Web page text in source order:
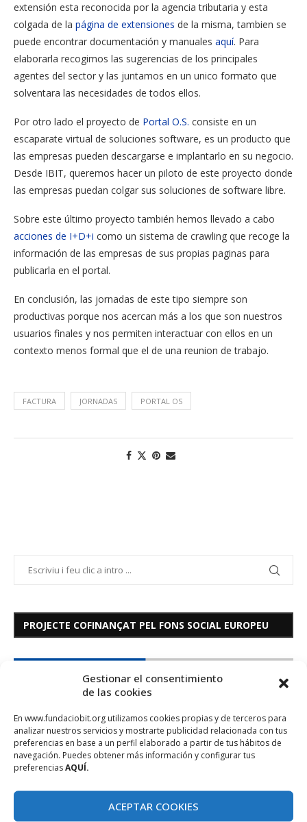
Gestionar el consentimiento
de las cookies
En www.fundaciobit.org utilizamos cookies propias y de terceros para
analizar nuestros servicios y mostrarte publicidad relacionada con tus
preferencias en base a un perfil elaborado a partir de tus hábitos de
navegación. Puedes obtener más información y configurar tus
preferenciasAQUÍ.
ACEPTAR COOKIES
extensión esta reconocida por la agencia tributaria y esta
colgada de la página de extensiones de la misma, tambien se
puede encontrar documentación y manuales aquí. Para
elaborarla recogimos las sugerencias de los principales
agentes del sector y las juntamos en un unico formato que
solventara las necesidades de todos ellos.
Por otro lado el proyecto de Portal O.S. consiste en un
escaparate virtual de soluciones software, es un producto que
las empresas pueden descargarse e implantarlo en su negocio.
Desde IBIT, queremos hacer un piloto de este proyecto donde
las empresas puedan colgar sus soluciones de software libre.
Sobre este último proyecto también hemos llevado a cabo
acciones de I+D+i como un sistema de crawling que recoge la
información de las empresas de sus propias paginas para
publicarla en el portal.
En conclusión, las jornadas de este tipo siempre son
productivas porque nos acercan más a los que son nuestros
usuarios finales y nos permiten interactuar con ellos en un
contexto menos formal que el de una reunion de trabajo.
FACTURA JORNADAS PORTAL OS
PROJECTE COFINANÇAT PEL FONS SOCIAL EUROPEU